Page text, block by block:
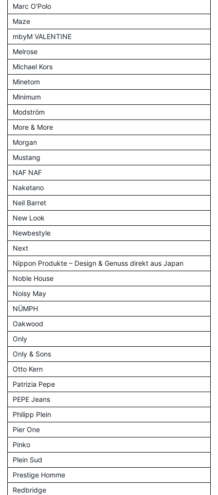
Marc O'Polo
Maze
mbyM VALENTINE
Melrose
Michael Kors
Minetom
Minimum
Modström
More & More
Morgan
Mustang
NAF NAF
Naketano
Neil Barret
New Look
Newbestyle
Next
Nippon Produkte – Design & Genuss direkt aus Japan
Noble House
Noisy May
NÜMPH
Oakwood
Only
Only & Sons
Otto Kern
Patrizia Pepe
PEPE Jeans
Philipp Plein
Pier One
Pinko
Plein Sud
Prestige Homme
Redbridge